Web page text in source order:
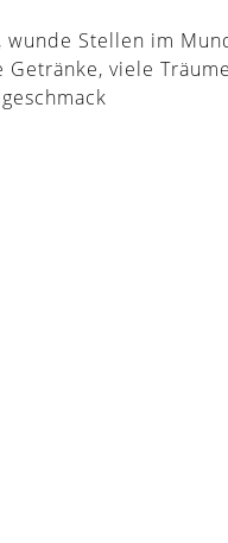
wunde Stellen im
viele